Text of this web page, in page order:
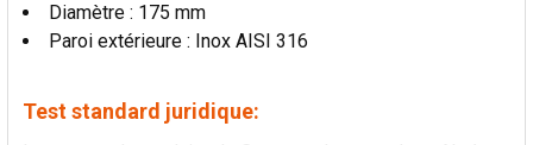
Diamètre : 175 mm
Paroi extérieure : Inox AISI 316
Test standard juridique: